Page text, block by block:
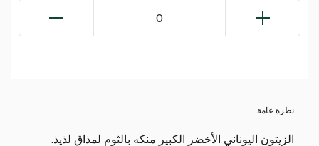
0
نظرة عامة
الزيتون اليوناني الأخضر الكبير منكه بالثوم لمذاق لذيذ.